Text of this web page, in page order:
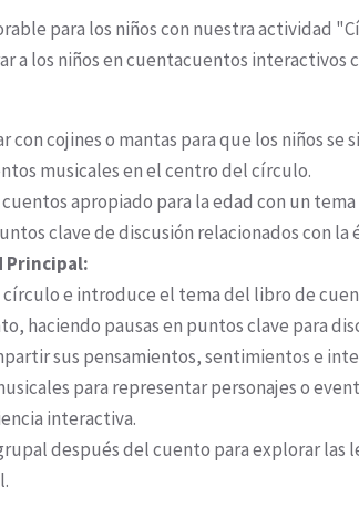
para los niños con nuestra actividad
a los niños en cuentacuentos interactivos
con cojines o mantas para que los niños se
musicales en el centro del círculo.
apropiado para la edad con un tema
clave de discusión relacionados con la
Principal:
círculo e introduce el tema del libro de
haciendo pausas en puntos clave para
sus pensamientos, sentimientos e
para representar personajes o
interactiva.
después del cuento para explorar las